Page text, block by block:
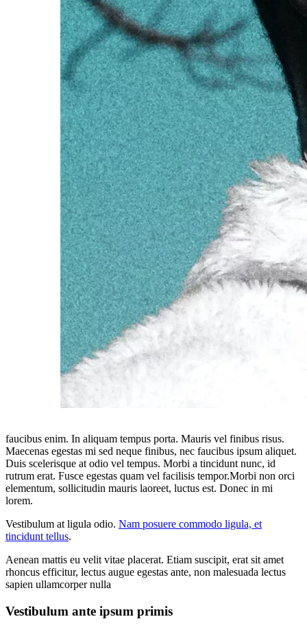
faucibus enim. In aliquam tempus porta. Mauris vel finibus risus.
Maecenas egestas mi sed neque finibus, nec faucibus ipsum aliquet.
Duis scelerisque at odio vel tempus. Morbi a tincidunt nunc, id
rutrum erat. Fusce egestas quam vel facilisis tempor.Morbi non orci
elementum, sollicitudin mauris laoreet, luctus est. Donec in mi
lorem.
Vestibulum at ligula odio. Nam posuere commodo ligula, et
tincidunt tellus.
Aenean mattis eu velit vitae placerat. Etiam suscipit, erat sit amet
rhoncus efficitur, lectus augue egestas ante, non malesuada lectus
sapien ullamcorper nulla
Vestibulum ante ipsum primis